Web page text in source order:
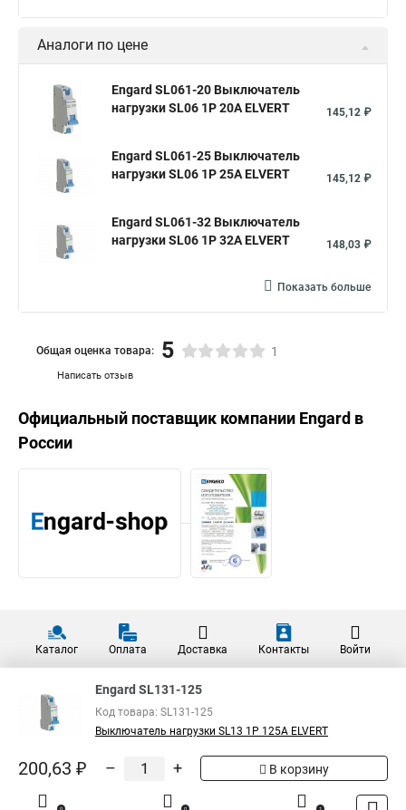
Аналоги по цене
Engard SL061-20 Выключатель
нагрузки SL06 1Р 20А ELVERT
145,12 ₽
Engard SL061-25 Выключатель
нагрузки SL06 1Р 25А ELVERT
145,12 ₽
Engard SL061-32 Выключатель
нагрузки SL06 1Р 32А ELVERT
148,03 ₽
Показать больше
Написать отзыв
Общая оценка товара: 5 1
Официальный поставщик компании Engard в
России
Каталог Оплата Доставка Контакты Войти
Engard SL131-125
Код товара: SL131-125
Выключатель нагрузки SL13 1Р 125А ELVERT
200,63 ₽ – + В корзину
0 0 1